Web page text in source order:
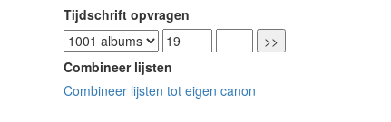
Tijdschrift opvragen
Combineer lijsten
Combineer lijsten tot eigen canon